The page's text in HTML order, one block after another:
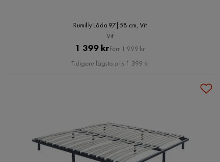
Rumilly Låda 97|58 cm, Vit
Vit
Pris
1 399 krOriginal
Pris
Förr 1 999 kr
Tidigare lägsta pris 1 399 kr